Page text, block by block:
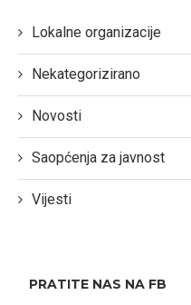
Lokalne organizacije
Nekategorizirano
Novosti
Saopćenja za javnost
Vijesti
PRATITE NAS NA FB